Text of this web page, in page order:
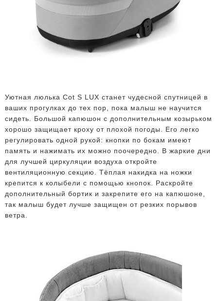
Уютная люлька Cot S LUX станет чудесной спутницей в
ваших прогулках до тех пор, пока малыш не научится
сидеть. Большой капюшон с дополнительным козырьком
хорошо защищает кроху от плохой погоды. Его легко
регулировать одной рукой: кнопки по бокам имеют
память и нажимать их можно поочередно. В жаркие дни
для лучшей циркуляции воздуха откройте
вентиляционную секцию. Тёплая накидка на ножки
крепится к колыбели с помощью кнопок. Раскройте
дополнительный бортик и закрепите его на капюшоне,
так малыш будет лучше защищен от резких порывов
ветра.